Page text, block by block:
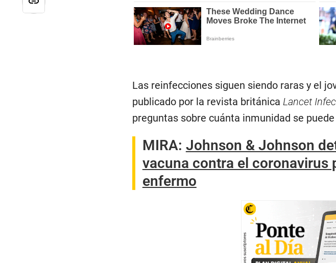
Las reinfecciones siguen siendo raras y el
publicado por la revista británica Lancet
preguntas sobre cuánta inmunidad se
MIRA: Johnson & Johnson
vacuna contra el coronavirus
enfermo